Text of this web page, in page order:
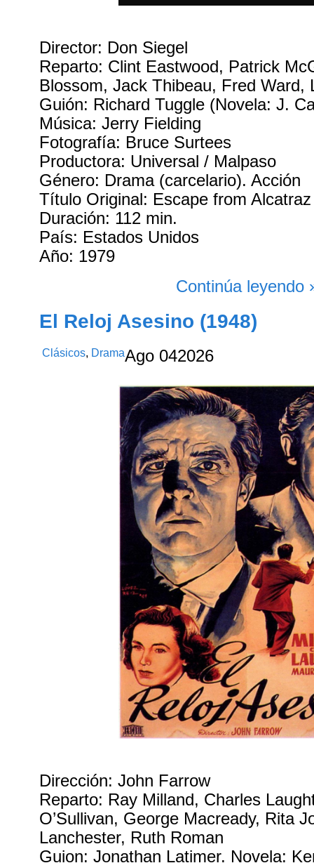
Director: Don Siegel
Reparto: Clint Eastwood, Patrick
Blossom, Jack Thibeau, Fred Ward,
Guión: Richard Tuggle (Novela: J.
Música: Jerry Fielding
Fotografía: Bruce Surtees
Productora: Universal / Malpaso
Género: Drama (carcelario). Acción
Título Original: Escape from Alcatraz
Duración: 112 min.
País: Estados Unidos
Año: 1979
Continúa leyendo
El Reloj Asesino (1948)
Clásicos, DramaAgo 042026
Dirección: John Farrow
Reparto: Ray Milland, Charles
O’Sullivan, George Macready, Rita
Lanchester, Ruth Roman
Guion: Jonathan Latimer. Novela: